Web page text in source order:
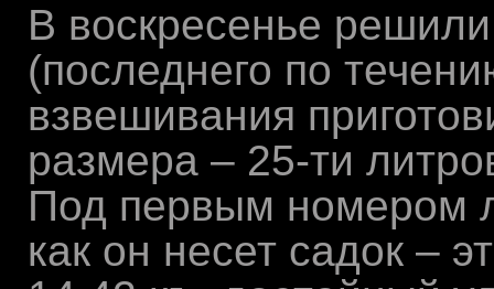
В воскресенье решили
(последнего по
взвешивания
размера – 25-ти
Под первым номером
как он несет садок –